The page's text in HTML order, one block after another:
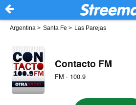
Argentina > Santa Fe > Las Parejas
Contacto FM
FM · 100.9